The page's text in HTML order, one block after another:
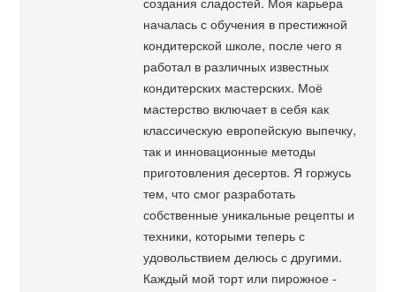
началась с обучения в престижной
кондитерской школе, после чего я
работал в различных известных
кондитерских мастерских. Моё
мастерство включает в себя как
классическую европейскую выпечку,
так и инновационные методы
приготовления десертов. Я горжусь
тем, что смог разработать
собственные уникальные рецепты и
техники, которыми теперь с
удовольствием делюсь с другими.
Каждый мой торт или пирожное -